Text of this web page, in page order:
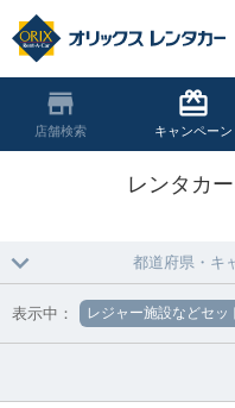
店舗 キャンペーン
レンタカ
都道府県・キ
表示中： レジャー施設などセッ